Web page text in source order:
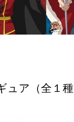
ュア（全１